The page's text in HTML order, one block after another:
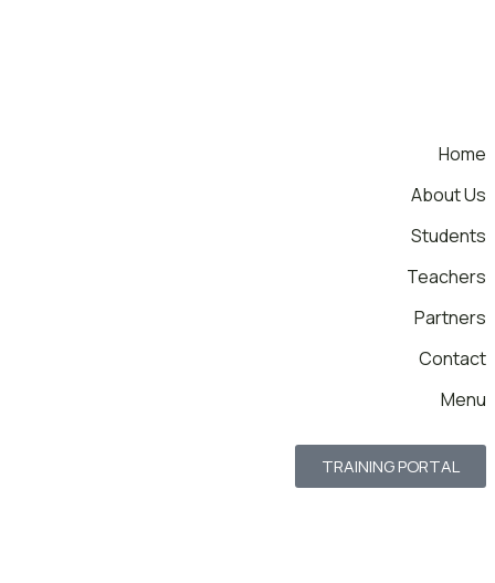
Home
About Us
Students
Teachers
Partners
Contact
Menu
TRAINING PORTAL